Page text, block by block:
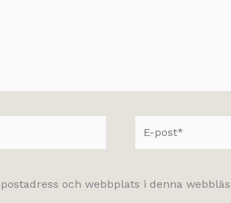
post*
och webbplats i denna